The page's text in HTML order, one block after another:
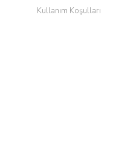
Kullanım Koşulları